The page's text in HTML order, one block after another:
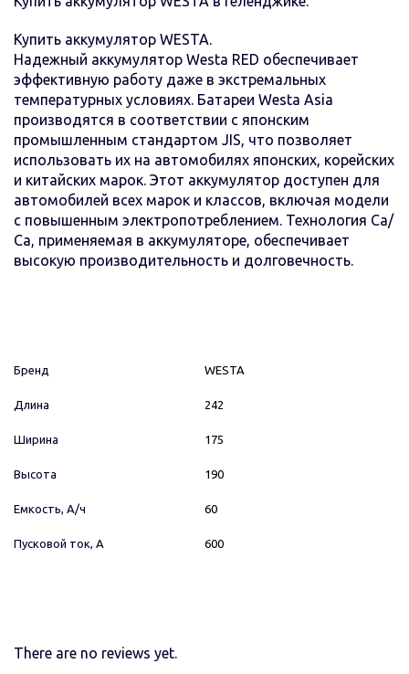
Купить аккумулятор WESTA.
Надежный аккумулятор Westa RED обеспечивает
эффективную работу даже в экстремальных
температурных условиях. Батареи Westa Asia
производятся в соответствии с японским
промышленным стандартом JIS, что позволяет
использовать их на автомобилях японских, корейских
и китайских марок. Этот аккумулятор доступен для
автомобилей всех марок и классов, включая модели
с повышенным электропотреблением. Технология Са/
Са, применяемая в аккумуляторе, обеспечивает
высокую производительность и долговечность.
Бренд WESTA
Длина 242
Ширина 175
Высота 190
Емкость, А/ч 60
Пусковой ток, А 600
There are no reviews yet.